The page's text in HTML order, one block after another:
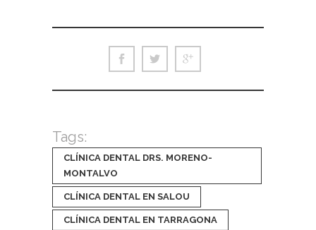
Tags:
CLÍNICA DENTAL DRS. MORENO-
MONTALVO
CLÍNICA DENTAL EN SALOU
CLÍNICA DENTAL EN TARRAGONA